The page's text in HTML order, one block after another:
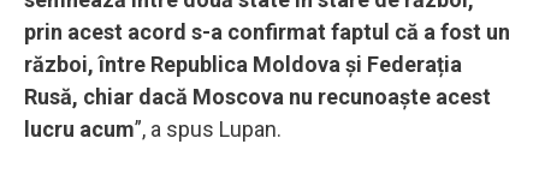
prin acest acord s-a confirmat faptul că a fost un
război, între Republica Moldova și Federația
Rusă, chiar dacă Moscova nu recunoaște acest
lucru acum”, a spus Lupan.